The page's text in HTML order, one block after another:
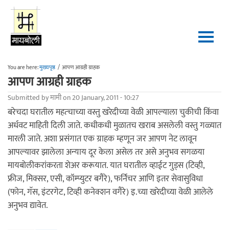
Skip to main content
You are here:मुख्यपृष्ठ / आपण आग्रही ग्राहक
आपण आग्रही ग्राहक
Submitted byमामीon 20 January, 2011 - 10:27
बरेचदा घरातील महत्चाच्या वस्तु खरेदीच्या वेळी आपल्याला चुकीची किंवा
अर्धवट माहिती दिली जाते. कधीकधी मुळातच खराब असलेली वस्तु गळ्यात
मारली जाते. अशा प्रसंगात एक ग्राहक म्हणून जर आपण नेट लावून
आपल्यावर झालेला अन्याय दूर केला असेल तर असे अनुभव सगळया
मायबोलीकरांकरता शेअर करूयात. यात घरातील व्हाईट गुड्स (टिव्ही,
फ्रीज, मिक्सर, एसी, कॉम्प्युटर बगैरे), फर्निचर आणि इतर सेवासुविधा
(फोन, गॅस, इंटरगेट, टिव्ही कनेक्शन वगैरे) इ.च्या खरेदीच्या वेळी आलेले
अनुभव द्यावेत.